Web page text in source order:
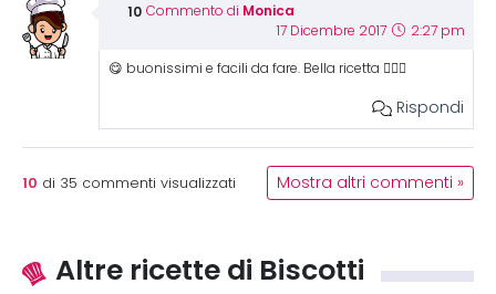
Commento di Monica
17 Dicembre 2017 2:27 pm
😋 buonissimi e facili da fare. Bella ricetta 👍🏻🌟
Rispondi
10 di 35 commenti visualizzati Mostra altri commenti »
Altre ricette di Biscotti